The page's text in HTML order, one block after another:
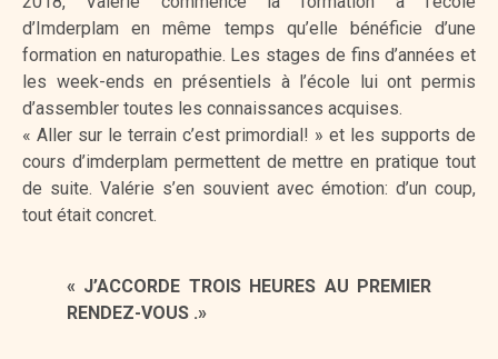
d’Imderplam en même temps qu’elle bénéficie d’une
formation en naturopathie. Les stages de fins d’années et
les week-ends en présentiels à l’école lui ont permis
d’assembler toutes les connaissances acquises.
« Aller sur le terrain c’est primordial! » et les supports de
cours d’imderplam permettent de mettre en pratique tout
de suite. Valérie s’en souvient avec émotion: d’un coup,
tout était concret.
« J’ACCORDE TROIS HEURES AU PREMIER
RENDEZ-VOUS .»